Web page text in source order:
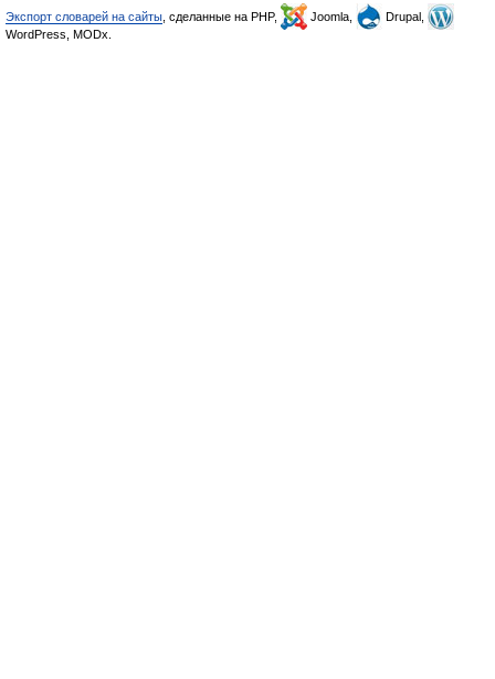
Экспорт словарей на сайты , сделанные на PHP, Joomla,
Drupal,
WordPress, MODx.